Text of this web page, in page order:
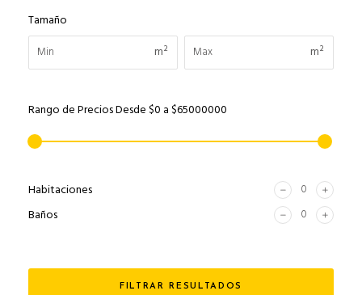
Tamaño
m²
m²
Rango de PreciosDesde$0 a$65000000
Habitaciones
Baños
FILTRAR RESULTADOS